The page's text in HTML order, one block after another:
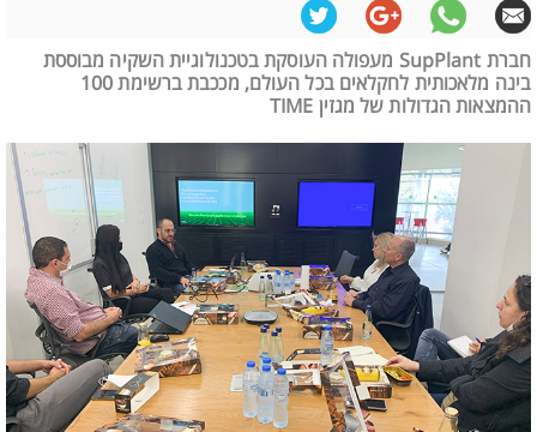
חברת SupPlant מעפולה העוסקת בטכנולוגיית השקיה מבוססת
בינה מלאכותית לחקלאים בכל העולם, מככבת ברשימת 100
ההמצאות הגדולות של מגזין TIME